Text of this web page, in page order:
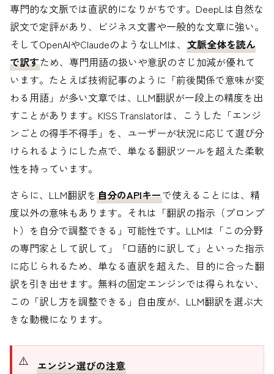
専門的な文脈では直訳的になりがちです。DeepLは自然な
訳文で定評があり、ビジネス文書や一般的な文章に強い。
そしてOpenAIやClaudeのようなLLMは、 文脈全体を読ん
で訳すため、専門用語の扱いや意訳のさじ加減が優れて
います。たとえば技術記事のように「前後関係で意味が変
わる用語」が多い文章では、LLM翻訳が一段上の精度を出
すことがあります。KISS Translatorは、こうした「エンジ
ンごとの得手不得手」を、ユーザーが状況に応じて選び分
けられるようにした点で、単なる翻訳ツールを超えた柔軟
性を持っています。
さらに、LLM翻訳を自分のAPIキーで使えることには、精
度以外の意味もあります。それは「翻訳の指示（プロンプ
ト）を自分で調整できる」可能性です。LLMは「この分野
の専門家として訳して」「口語的に訳して」といった指示
に応じられるため、単なる直訳を超えた、目的に合った翻
訳を引き出せます。無料の固定エンジンでは得られない、
この「訳し方を調整できる」自由度が、LLM翻訳を選ぶ大
きな動機になります。
エンジン選びの注意